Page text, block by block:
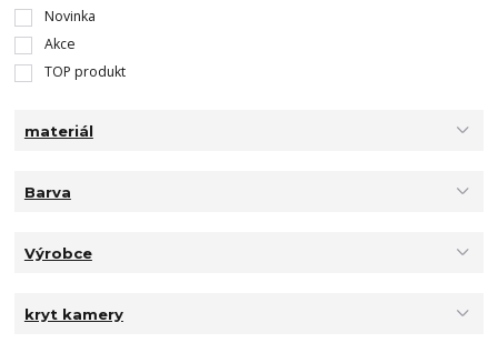
Novinka
Akce
TOP produkt
materiál
Barva
Výrobce
kryt kamery